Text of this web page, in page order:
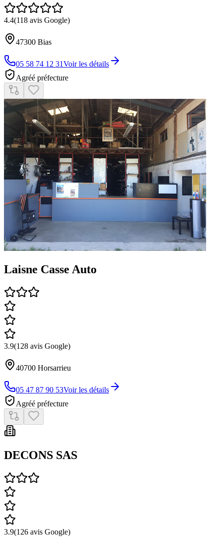
4.4(118 avis Google)
47300 Bias
05 58 74 12 31Voir les détails
Agréé préfecture
Laisne Casse Auto
3.9(128 avis Google)
40700 Horsarrieu
05 47 87 90 53Voir les détails
Agréé préfecture
DECONS SAS
3.9(126 avis Google)